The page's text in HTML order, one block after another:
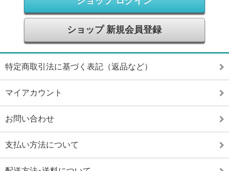
ショップ 新規会員登録
特定商取引法に基づく表記（返品など）
マイアカウント
お問い合わせ
支払い方法について